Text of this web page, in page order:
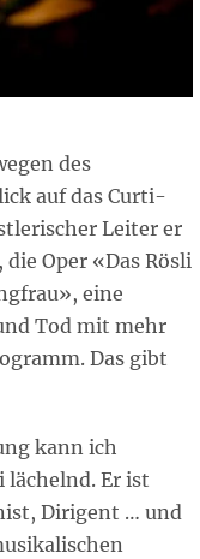
des
auf das Curti-
Leiter er
Oper «Das Rösli
eine
Tod mit mehr
Das gibt
kann ich
lächelnd. Er ist
Dirigent … und